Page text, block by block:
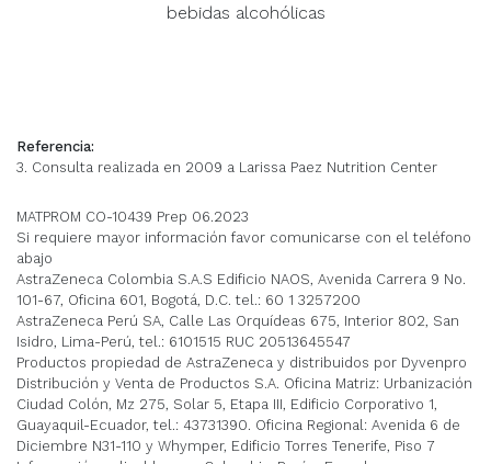
bebidas alcohólicas
Referencia:
3. Consulta realizada en 2009 a Larissa Paez Nutrition Center
MATPROM CO-10439 Prep 06.2023
Si requiere mayor información favor comunicarse con el teléfono
abajo
AstraZeneca Colombia S.A.S Edificio NAOS, Avenida Carrera 9 No.
101-67, Oficina 601, Bogotá, D.C. tel.: 60 1 3257200
AstraZeneca Perú SA, Calle Las Orquídeas 675, Interior 802, San
Isidro, Lima-Perú, tel.: 6101515 RUC 20513645547
Productos propiedad de AstraZeneca y distribuidos por Dyvenpro
Distribución y Venta de Productos S.A. Oficina Matriz: Urbanización
Ciudad Colón, Mz 275, Solar 5, Etapa III, Edificio Corporativo 1,
Guayaquil-Ecuador, tel.: 43731390. Oficina Regional: Avenida 6 de
Diciembre N31-110 y Whymper, Edificio Torres Tenerife, Piso 7